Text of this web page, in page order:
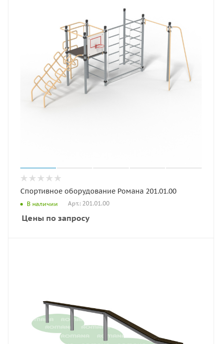
Спортивное оборудование Романа 201.01.00
В наличии Арт.: 201.01.00
Цены по запросу